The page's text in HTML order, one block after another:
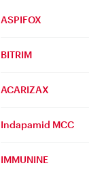
ASPIFOX
BITRIM
ACARIZAX
Indapamid MCC
IMMUNINE